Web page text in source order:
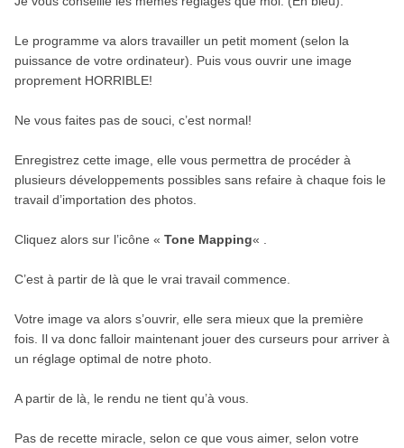
Le programme va alors travailler un petit moment (selon la
puissance de votre ordinateur). Puis vous ouvrir une image
proprement HORRIBLE!
Ne vous faites pas de souci, c’est normal!
Enregistrez cette image, elle vous permettra de procéder à
plusieurs développements possibles sans refaire à chaque fois le
travail d’importation des photos.
Cliquez alors sur l’icône « Tone Mapping« .
C’est à partir de là que le vrai travail commence.
Votre image va alors s’ouvrir, elle sera mieux que la première
fois. Il va donc falloir maintenant jouer des curseurs pour arriver à
un réglage optimal de notre photo.
A partir de là, le rendu ne tient qu’à vous.
Pas de recette miracle, selon ce que vous aimer, selon votre